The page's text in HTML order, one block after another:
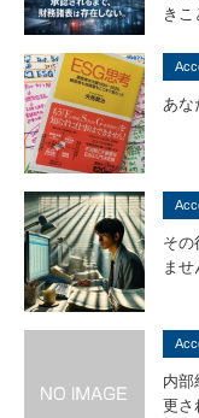
きこ
あな
その
ませ
内部
更さ